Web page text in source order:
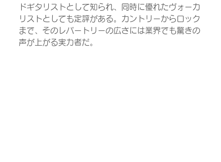
ドギタリストとして知られ、同時に優れたヴォーカ
リストとしても定評がある。カントリーからロック
まで、そのレパートリーの広さには業界でも驚きの
声が上がる実力者だ。